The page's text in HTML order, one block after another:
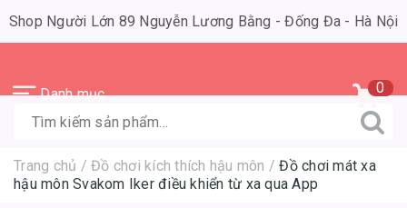
Shop Người Lớn 89 Nguyễn Lương Bằng - Đống Đa - Hà Nội
Danh mục 0
Trang chủ / Đồ chơi kích thích hậu môn /Đồ chơi mát xa
hậu môn Svakom Iker điều khiển từ xa qua App